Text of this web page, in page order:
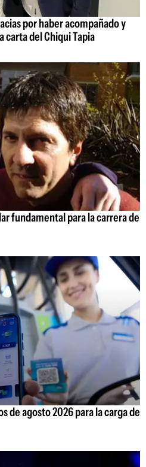
por haber acompañado y
carta del Chiqui Tapia
fundamental para la carrera de
de agosto 2026 para la carga de